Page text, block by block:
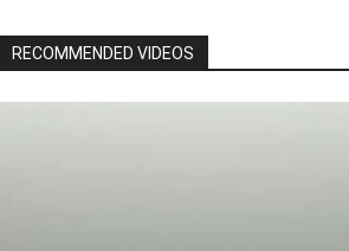
RECOMMENDED VIDEOS